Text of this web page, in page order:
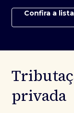
Confira a
privada